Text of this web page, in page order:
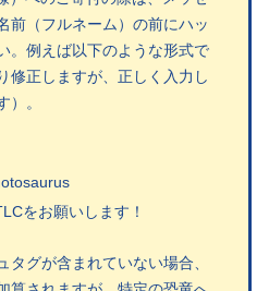
前（フルネーム）の前にハッ
。例えば以下のような形式で
修正しますが、正しく入力し
）。
をお願いします！
タグが含まれていない場合、